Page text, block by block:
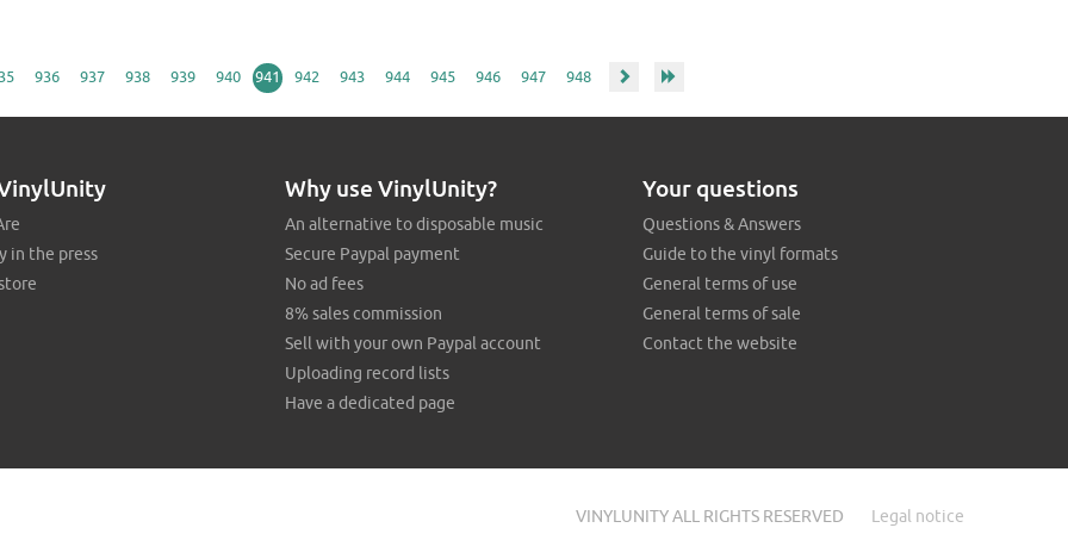
936 937 938 939 940 941 942 943 944 945 946 947 948
in the press
Why use VinylUnity?
An alternative to disposable music
Secure Paypal payment
No ad fees
8% sales commission
Sell with your own Paypal account
Uploading record lists
Have a dedicated page
Your questions
Questions & Answers
Guide to the vinyl formats
General terms of use
General terms of sale
Contact the website
VINYLUNITY ALL RIGHTS RESERVED Legal notice